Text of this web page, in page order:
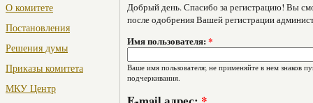
О комитете
Постановления
Решения думы
Приказы комитета
МКУ Центр
Добрый день. Спасибо за регистрацию! Вы
после одобрения Вашей регистрации
Имя пользователя: *
Ваше имя пользователя; не применяйте в нем знаков
подчеркивания.